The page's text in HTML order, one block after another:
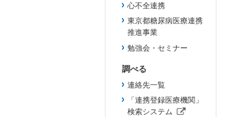
心不全連携
東京都糖尿病医療連携
推進事業
勉強会・セミナー
連絡先一覧
「連携登録医療機関」
検索システム